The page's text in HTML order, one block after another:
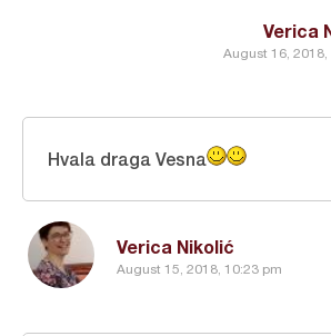
Verica
August 16, 2018,
Verica Nikolić
August 15, 2018, 10:23 pm
Hvala draga Vesna